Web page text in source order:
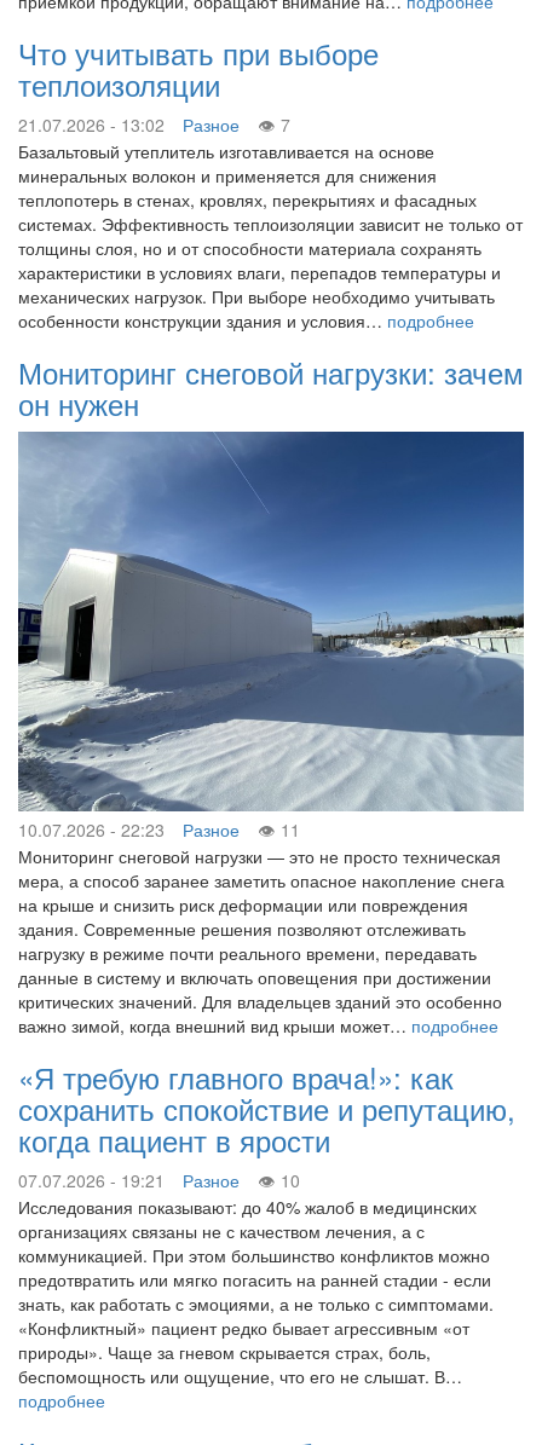
Что учитывать при выборе
теплоизоляции
21.07.2026 - 13:02 Разное
7
Базальтовый утеплитель изготавливается на основе
минеральных волокон и применяется для снижения
теплопотерь в стенах, кровлях, перекрытиях и фасадных
системах. Эффективность теплоизоляции зависит не только от
толщины слоя, но и от способности материала сохранять
характеристики в условиях влаги, перепадов температуры и
механических нагрузок. При выборе необходимо учитывать
особенности конструкции здания и условия… подробнее
Мониторинг снеговой нагрузки: зачем
он нужен
10.07.2026 - 22:23 Разное
11
Мониторинг снеговой нагрузки — это не просто техническая
мера, а способ заранее заметить опасное накопление снега
на крыше и снизить риск деформации или повреждения
здания. Современные решения позволяют отслеживать
нагрузку в режиме почти реального времени, передавать
данные в систему и включать оповещения при достижении
критических значений. Для владельцев зданий это особенно
важно зимой, когда внешний вид крыши может… подробнее
«Я требую главного врача!»: как
сохранить спокойствие и репутацию,
когда пациент в ярости
07.07.2026 - 19:21 Разное
10
Исследования показывают: до 40% жалоб в медицинских
организациях связаны не с качеством лечения, а с
коммуникацией. При этом большинство конфликтов можно
предотвратить или мягко погасить на ранней стадии - если
знать, как работать с эмоциями, а не только с симптомами.
«Конфликтный» пациент редко бывает агрессивным «от
природы». Чаще за гневом скрывается страх, боль,
беспомощность или ощущение, что его не слышат. В…
подробнее